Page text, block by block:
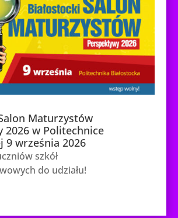
Maturzystów
2026 w Politechnice
9 września 2026
szkół
do udziału!